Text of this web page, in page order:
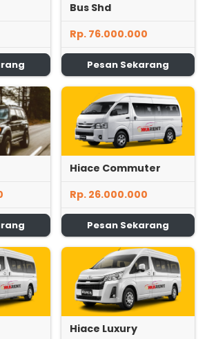
Bus Shd
Rp. 76.000.000
Pesan Sekarang
Hiace Commuter
Rp. 26.000.000
Pesan Sekarang
Hiace Luxury